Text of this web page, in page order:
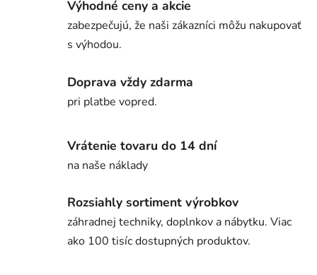
Výhodné ceny a akcie
zabezpečujú, že naši zákazníci môžu nakupovať
s výhodou.
Doprava vždy zdarma
pri platbe vopred.
Vrátenie tovaru do 14 dní
na naše náklady
Rozsiahly sortiment výrobkov
záhradnej techniky, doplnkov a nábytku. Viac
ako 100 tisíc dostupných produktov.